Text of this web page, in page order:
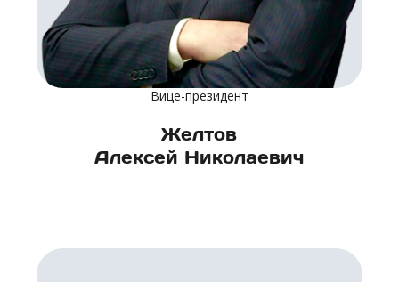
Вице-президент
Желтов
Алексей Николаевич